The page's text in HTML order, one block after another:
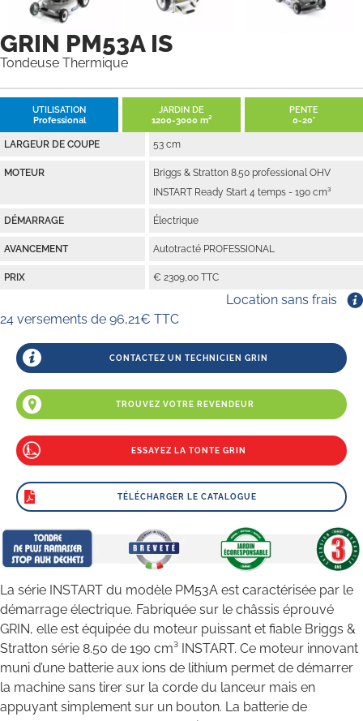
GRIN PM53A IS
Tondeuse Thermique
UTILISATION
Professional
JARDIN DE
1200-3000 m²
PENTE
0-20°
LARGEUR DE COUPE 53 cm
MOTEUR
Briggs & Stratton 8.50 professional OHV
INSTART Ready Start 4 temps - 190 cm³
DÉMARRAGE Électrique
AVANCEMENT Autotracté PROFESSIONAL
PRIX € 2309,00 TTC
Location sans frais
24 versements de 96,21€ TTC
CONTACTEZ UN TECHNICIEN GRIN
TROUVEZ VOTRE REVENDEUR
ESSAYEZ LA TONTE GRIN
TÉLÉCHARGER LE CATALOGUE
La série INSTART du modèle PM53A est caractérisée par le
démarrage électrique. Fabriquée sur le châssis éprouvé
GRIN, elle est équipée du moteur puissant et fiable Briggs &
Stratton série 8.50 de 190 cm³ INSTART. Ce moteur innovant
muni d’une batterie aux ions de lithium permet de démarrer
la machine sans tirer sur la corde du lanceur mais en
appuyant simplement sur un bouton. La batterie de